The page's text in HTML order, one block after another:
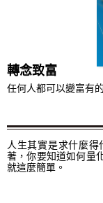
轉念致富
任何人都可以變富有
人生其實是求什麼
著，你要知道如何量
就這麼簡單。